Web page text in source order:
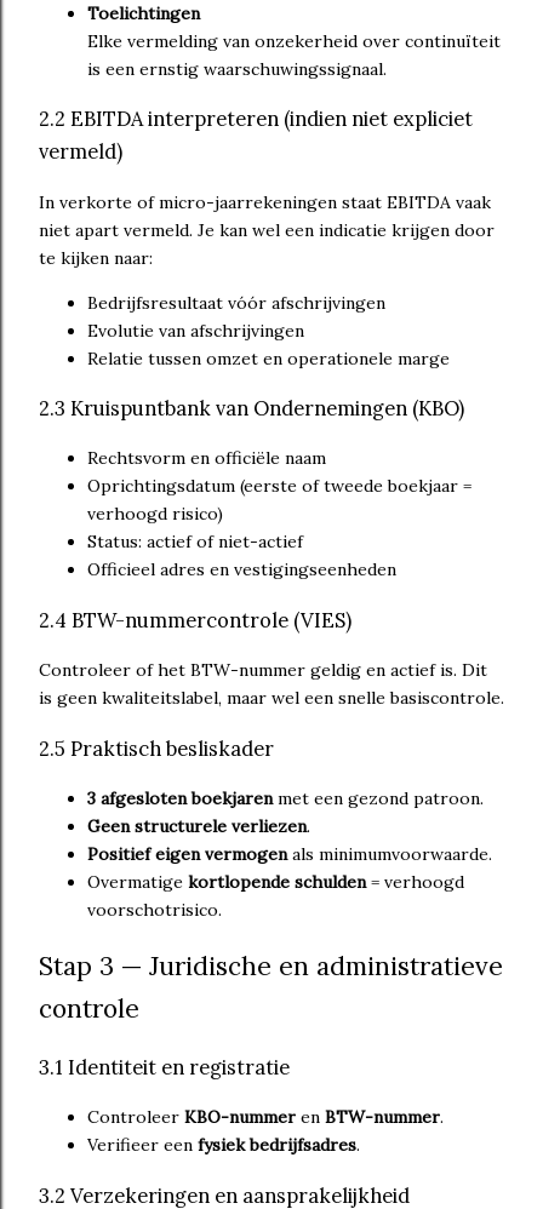
Toelichtingen
Elke vermelding van onzekerheid over continuïteit
is een ernstig waarschuwingssignaal.
2.2 EBITDA interpreteren (indien niet expliciet
vermeld)
In verkorte of micro-jaarrekeningen staat EBITDA vaak
niet apart vermeld. Je kan wel een indicatie krijgen door
te kijken naar:
Bedrijfsresultaat vóór afschrijvingen
Evolutie van afschrijvingen
Relatie tussen omzet en operationele marge
2.3 Kruispuntbank van Ondernemingen (KBO)
Rechtsvorm en officiële naam
Oprichtingsdatum (eerste of tweede boekjaar =
verhoogd risico)
Status: actief of niet-actief
Officieel adres en vestigingseenheden
2.4 BTW-nummercontrole (VIES)
Controleer of het BTW-nummer geldig en actief is. Dit
is geen kwaliteitslabel, maar wel een snelle basiscontrole.
2.5 Praktisch besliskader
3 afgesloten boekjarenmet een gezond patroon.
Geen structurele verliezen.
Positief eigen vermogenals minimumvoorwaarde.
Overmatige kortlopende schulden= verhoogd
voorschotrisico.
Stap 3 — Juridische en administratieve
controle
3.1 Identiteit en registratie
Controleer KBO-nummer en BTW-nummer.
Verifieer een fysiek bedrijfsadres.
3.2 Verzekeringen en aansprakelijkheid